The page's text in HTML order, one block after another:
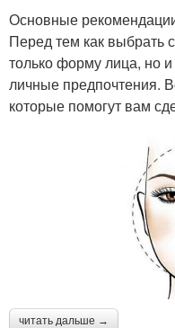
Основные
Перед тем как выбрать
только форму лица, но и
личные предпочтения.
которые помогут вам
читать дальше →